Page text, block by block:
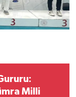
Milli